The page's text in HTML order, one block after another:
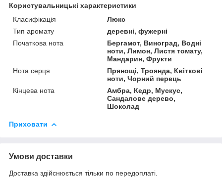
Користувальницькі характеристики
Класифікація
Люкс
Тип аромату
деревні, фужерні
Початкова нота
Бергамот, Виноград, Водні
ноти, Лимон, Листя томату,
Мандарин, Фрукти
Нота серця
Прянощі, Троянда, Квіткові
ноти, Чорний перець
Кінцева нота
Амбра, Кедр, Мускус,
Сандалове дерево,
Шоколад
Приховати
Умови доставки
Доставка здійснюється тільки по передоплаті.